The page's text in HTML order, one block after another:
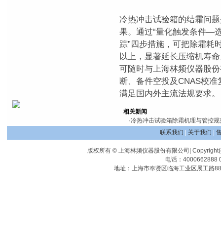
冷热冲击试验箱的结霜问
果。通过“量化触发条件—
踪”四步措施，可把除霜耗
以上，显著延长压缩机寿
可随时与上海林频仪器股
断、备件空投及CNAS校
满足国内外主流法规要求。
相关新闻
·冷热冲击试验箱除霜机理与管控规
联系我们
关于我们
版权所有 © 上海林频仪器股份有限公司|
电话：4000662888
地址：上海市奉贤区临海工业区展工路